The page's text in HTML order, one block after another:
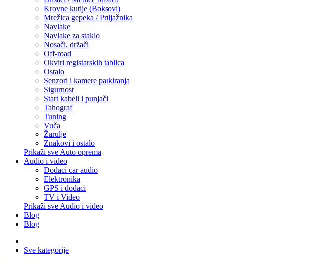
Krovne kutije (Boksovi)
Mrežica gepeka / Prtljažnika
Navlake
Navlake za staklo
Nosači, držači
Off-road
Okviri registarskih tablica
Ostalo
Senzori i kamere parkiranja
Sigurnost
Start kabeli i punjači
Tahograf
Tuning
Vuča
Žarulje
Znakovi i ostalo
Prikaži sve Auto oprema
Audio i video
Dodaci car audio
Elektronika
GPS i dodaci
TV i Video
Prikaži sve Audio i video
Blog
Blog
Sve kategorije